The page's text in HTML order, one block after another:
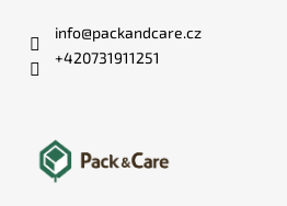
info@packandcare.cz
+420731911251